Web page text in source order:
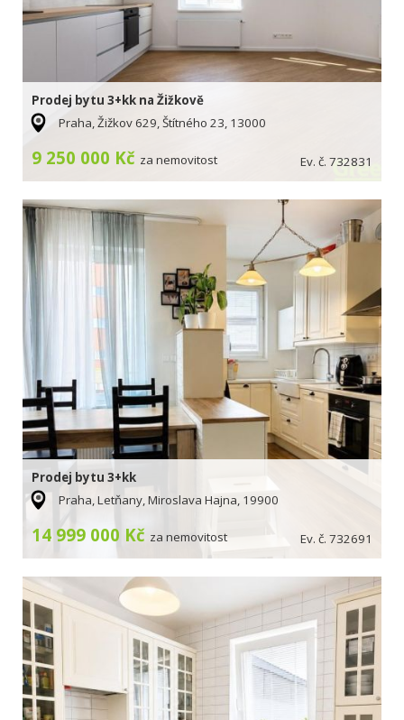
Prodej bytu 3+kk na Žižkově
Praha, Žižkov 629, Štítného 23, 13000
9 250 000 Kč za nemovitost Ev. č. 732831
Prodej bytu 3+kk
Praha, Letňany, Miroslava Hajna, 19900
14 999 000 Kč za nemovitost Ev. č. 732691